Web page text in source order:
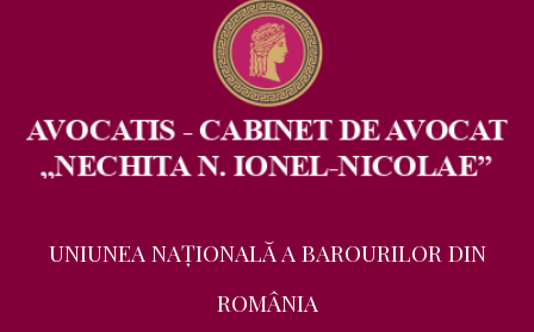
UNIUNEA NAŢIONALĂ A BAROURILOR DIN
ROMÂNIA